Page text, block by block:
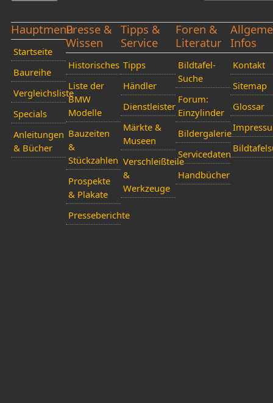
Hauptmenü
Startseite
Baureihe
Vergleichsliste
Specials
Anleitungen
& Bücher
Presse &
Wissen
Historisches
Liste der
BMW
Modelle
Bauzeiten
&
Stückzahlen
Prospekte
& Plakate
Presseberichte
Tipps &
Service
Tipps
Händler
Dienstleister
Märkte &
Museen
Verschleißteile
&
Werkzeuge
Foren &
Literatur
Bildtafel-
Suche
Forum:
Einzylinder
Bildergalerie
Servicedaten
Handbücher
Infos
Kontakt
Sitemap
Glossar